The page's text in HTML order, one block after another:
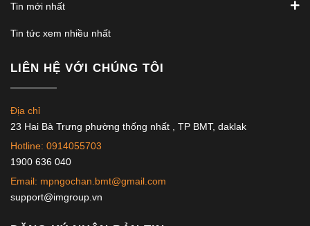
Tin mới nhất
Tin tức xem nhiều nhất
LIÊN HỆ VỚI CHÚNG TÔI
Địa chỉ
23 Hai Bà Trưng phường thống nhất , TP BMT, daklak
Hotline: 0914055703
1900 636 040
Email: mpngochan.bmt@gmail.com
support@imgroup.vn